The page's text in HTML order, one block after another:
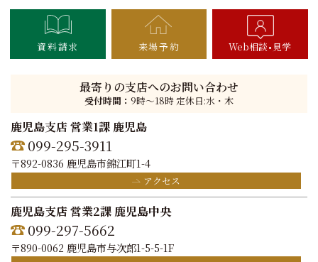
資料請求 来場予約 Web相談 見学
最寄りの支店へのお問い合わせ
受付時間： 9時〜18時 定休日:水・木
鹿児島支店 営業1課 鹿児島
099-295-3911
〒892-0836 鹿児島市錦江町1-4
アクセス
鹿児島支店 営業2課 鹿児島中央
099-297-5662
〒890-0062 鹿児島市与次郎1-5-5-1F